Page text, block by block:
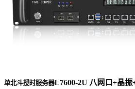
单北斗授时服务器L7600-2U 八网口+晶振